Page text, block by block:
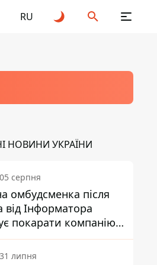
RU
НОВИНИ УКРАЇНИ
серпня
омбудсменка після
від Інформатора
покарати компанію-
ПриватБанку
липня